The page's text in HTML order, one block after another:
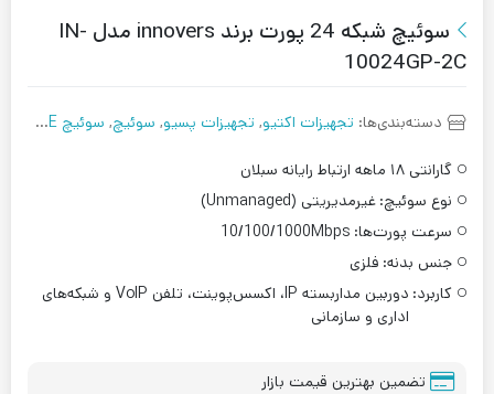
سوئیچ شبکه 24 پورت برند innovers مدل IN-
10024GP-2C
دسته‌بندی‌ها: تجهیزات اکتیو, تجهیزات پسیو, سوئیچ, سوئیچ POE
گارانتی ۱۸ ماهه ارتباط رایانه سبلان
نوع سوئیچ: غیرمدیریتی (Unmanaged)
سرعت پورت‌ها: 10/100/1000Mbps
جنس بدنه: فلزی
کاربرد:
دوربین مداربسته IP، اکسس‌پوینت، تلفن VoIP و شبکه‌های
اداری و سازمانی
تضمین بهترین قیمت بازار